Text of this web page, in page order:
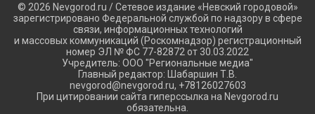
© 2026 Nevgorod.ru / Сетевое издание «Невский городовой»
зарегистрировано Федеральной службой по надзору в сфере
связи, информационных технологий
и массовых коммуникаций (Роскомнадзор) регистрационный
номер ЭЛ № ФС 77-82872 от 30.03.2022
Учредитель: ООО "Региональные медиа"
Главный редактор: Шабаршин Т.В.
nevgorod@nevgorod.ru, +78126027603
При цитировании сайта гиперссылка на Nevgorod.ru
обязательна.